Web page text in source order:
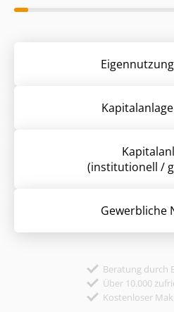
(institutionell /
Gewerbliche
Beratung durch
Über 10.000
Kostenloser